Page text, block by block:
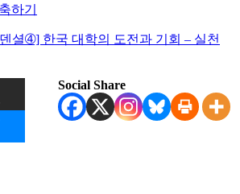
하기
셜➃] 한국 대학의 도전과 기회 – 실천
Social Share